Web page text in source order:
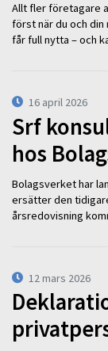
Allt fler företagare
först när du och
får full nytta – och
16 april 2026
Srf
hos
Bolagsverket har
ersätter den
årsredovisning
12 mars 2026